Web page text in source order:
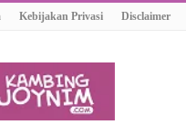
Kebijakan Privasi Disclaimer